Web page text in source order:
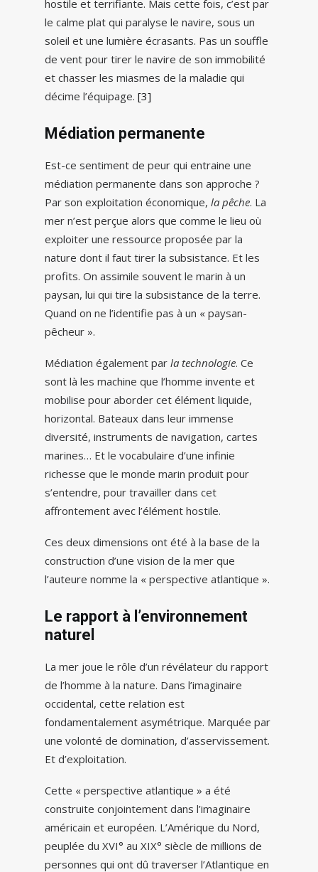
hostile et terrifiante. Mais cette fois, c’est par
le calme plat qui paralyse le navire, sous un
soleil et une lumière écrasants. Pas un souffle
de vent pour tirer le navire de son immobilité
et chasser les miasmes de la maladie qui
décime l’équipage. [3]
Médiation permanente
Est-ce sentiment de peur qui entraine une
médiation permanente dans son approche ?
Par son exploitation économique, la pêche. La
mer n’est perçue alors que comme le lieu où
exploiter une ressource proposée par la
nature dont il faut tirer la subsistance. Et les
profits. On assimile souvent le marin à un
paysan, lui qui tire la subsistance de la terre.
Quand on ne l’identifie pas à un « paysan-
pêcheur ».
Médiation également par la technologie. Ce
sont là les machine que l’homme invente et
mobilise pour aborder cet élément liquide,
horizontal. Bateaux dans leur immense
diversité, instruments de navigation, cartes
marines… Et le vocabulaire d’une infinie
richesse que le monde marin produit pour
s’entendre, pour travailler dans cet
affrontement avec l’élément hostile.
Ces deux dimensions ont été à la base de la
construction d’une vision de la mer que
l’auteure nomme la « perspective atlantique ».
Le rapport à l’environnement
naturel
La mer joue le rôle d’un révélateur du rapport
de l’homme à la nature. Dans l’imaginaire
occidental, cette relation est
fondamentalement asymétrique. Marquée par
une volonté de domination, d’asservissement.
Et d’exploitation.
Cette « perspective atlantique » a été
construite conjointement dans l’imaginaire
américain et européen. L’Amérique du Nord,
peuplée du XVI° au XIX° siècle de millions de
personnes qui ont dû traverser l’Atlantique en